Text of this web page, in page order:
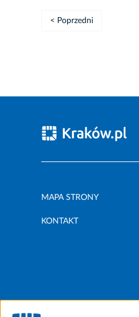
< Poprzedni
MAPA STRONY
KONTAKT